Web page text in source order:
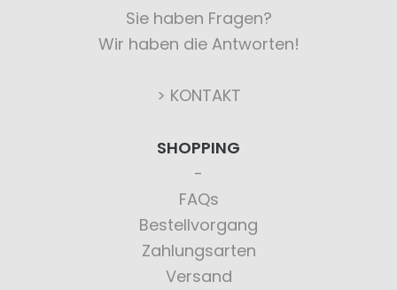
Sie haben Fragen?
Wir haben die Antworten!
> KONTAKT
SHOPPING
FAQs
Bestellvorgang
Zahlungsarten
Versand